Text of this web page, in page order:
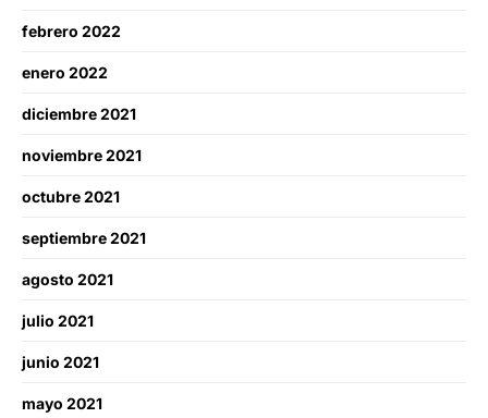
febrero 2022
enero 2022
diciembre 2021
noviembre 2021
octubre 2021
septiembre 2021
agosto 2021
julio 2021
junio 2021
mayo 2021